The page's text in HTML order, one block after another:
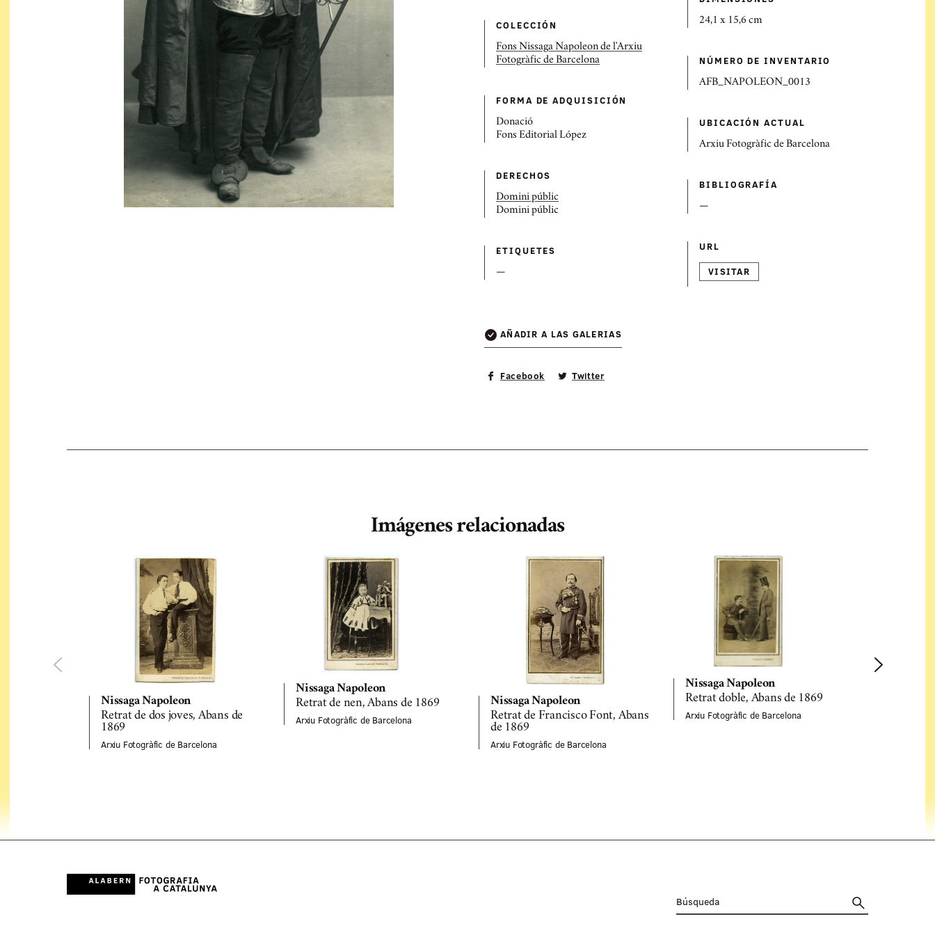
24,1 x 15,6 cm
COLECCIÓN
Fons Nissaga Napoleon de l'Arxiu
Fotogràfic de Barcelona
NÚMERO DE INVENTARIO
AFB_NAPOLEON_0013
FORMA DE ADQUISICIÓN
Donació
Fons Editorial López
UBICACIÓN ACTUAL
Arxiu Fotogràfic de Barcelona
DERECHOS
Domini públic
Domini públic
BIBLIOGRAFÍ­A
—
URL
VISITAR
ETIQUETES
—
AÑADIR A LAS GALERIAS
Facebook Twitter
Imágenes relacionadas
Nissaga Napoleon
Retrat de dos joves, Abans de
1869
Arxiu Fotogràfic de Barcelona
Nissaga Napoleon
Retrat de nen, Abans de 1869
Arxiu Fotogràfic de Barcelona
Nissaga Napoleon
Retrat de Francisco Font, Abans
de 1869
Arxiu Fotogràfic de Barcelona
Nissaga Napoleon
Retrat doble, Abans de 1869
Arxiu Fotogràfic de Barcelona